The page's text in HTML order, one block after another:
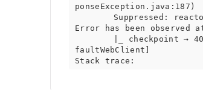
ponseException.java:187)
Error has been
faultWebClient]
Stack trace: